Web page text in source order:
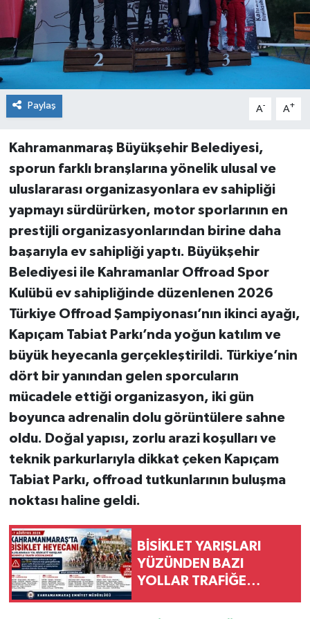
Paylaş A- A+
Kahramanmaraş Büyükşehir Belediyesi,
sporun farklı branşlarına yönelik ulusal ve
uluslararası organizasyonlara ev sahipliği
yapmayı sürdürürken, motor sporlarının en
prestijli organizasyonlarından birine daha
başarıyla ev sahipliği yaptı. Büyükşehir
Belediyesi ile Kahramanlar Offroad Spor
Kulübü ev sahipliğinde düzenlenen 2026
Türkiye Offroad Şampiyonası’nın ikinci ayağı,
Kapıçam Tabiat Parkı’nda yoğun katılım ve
büyük heyecanla gerçekleştirildi. Türkiye’nin
dört bir yanından gelen sporcuların
mücadele ettiği organizasyon, iki gün
boyunca adrenalin dolu görüntülere sahne
oldu. Doğal yapısı, zorlu arazi koşulları ve
teknik parkurlarıyla dikkat çeken Kapıçam
Tabiat Parkı, offroad tutkunlarının buluşma
noktası haline geldi.
BİSİKLET YARIŞLARI
YÜZÜNDEN BAZI
YOLLAR TRAFİĞE